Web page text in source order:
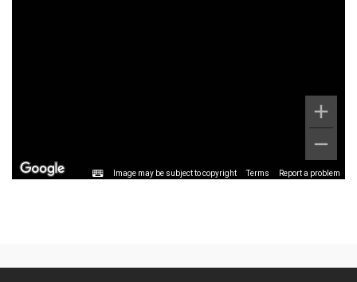
Image may be subject to copyright Terms Report a problem